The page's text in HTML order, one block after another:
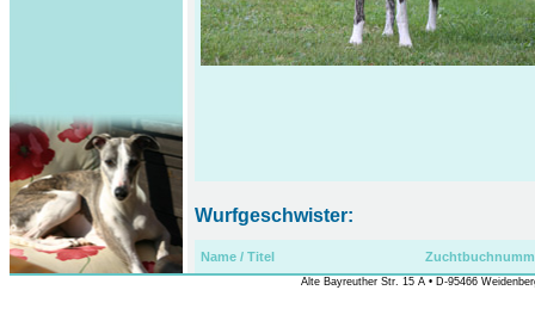
Wurfgeschwister:
Name / Titel
Alte Bayreuther Str. 15 A • D-95466